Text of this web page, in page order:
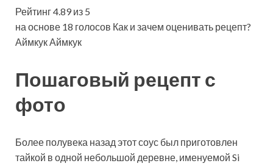
Рейтинг 4.89 из 5
на основе 18 голосов Как и зачем оценивать рецепт?
Аймкук Аймкук
Пошаговый рецепт с
фото
Более полувека назад этот соус был приготовлен
тайкой в одной небольшой деревне, именуемой Si